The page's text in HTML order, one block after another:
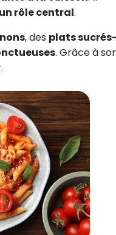
rôle central.
, des plats sucrés-
. Grâce à